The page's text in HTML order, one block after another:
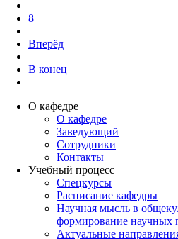
8
Вперёд
В конец
О кафедре
О кафедре
Заведующий
Сотрудники
Контакты
Учебный процесс
Спецкурсы
Расписание кафедры
Научная мысль в
формирование научных
Актуальные